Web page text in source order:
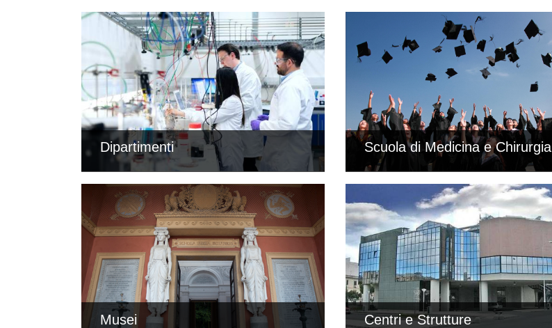
Dipartimenti Scuola di Medicina e Chirurgia
Musei Centri e Strutture